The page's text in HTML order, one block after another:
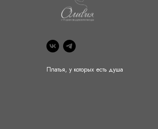
Платья, у которых есть душа